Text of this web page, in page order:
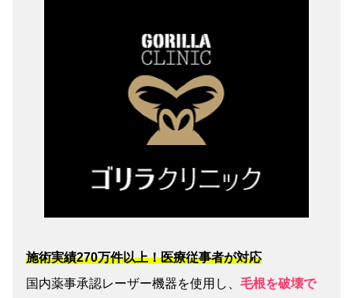
施術実績270万件以上！医療従事者が対応
国内薬事承認レーザー機器を使用し、 毛根を破壊で